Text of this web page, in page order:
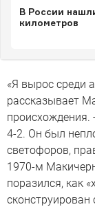
В России
километров
«Я вырос среди
рассказывает
4-2. Он был
светофоров,
1970-м
поразился, как
сконструирован